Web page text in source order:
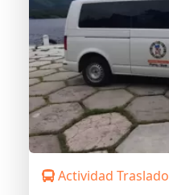
Actividad Traslado